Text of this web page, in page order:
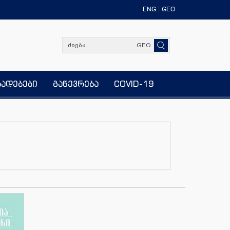
ENG GEO
GEO
გაწევრება COVID-19